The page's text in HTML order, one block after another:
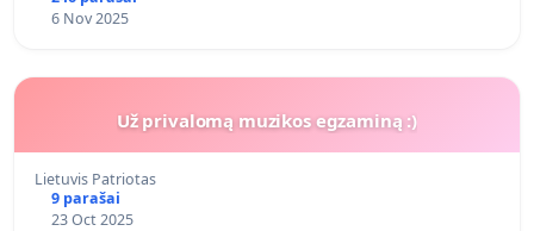
6 Nov 2025
Už privalomą muzikos egzaminą :)
Lietuvis Patriotas
9 parašai
23 Oct 2025